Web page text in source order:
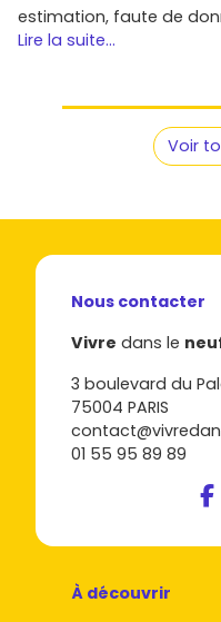
estimation, faute de
Lire la suite...
Voir
Nous contacter
Vivre dans le
3 boulevard du
75004 PARIS
01 55 95 89 89
À découvrir